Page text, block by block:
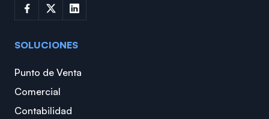
SOLUCIONES
Punto de Venta
Comercial
Contabilidad